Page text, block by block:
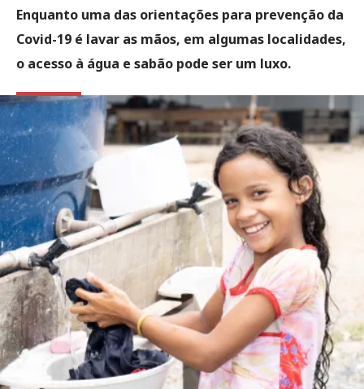
Enquanto uma das orientações para prevenção da
Covid-19 é lavar as mãos, em algumas localidades,
o acesso à água e sabão pode ser um luxo.